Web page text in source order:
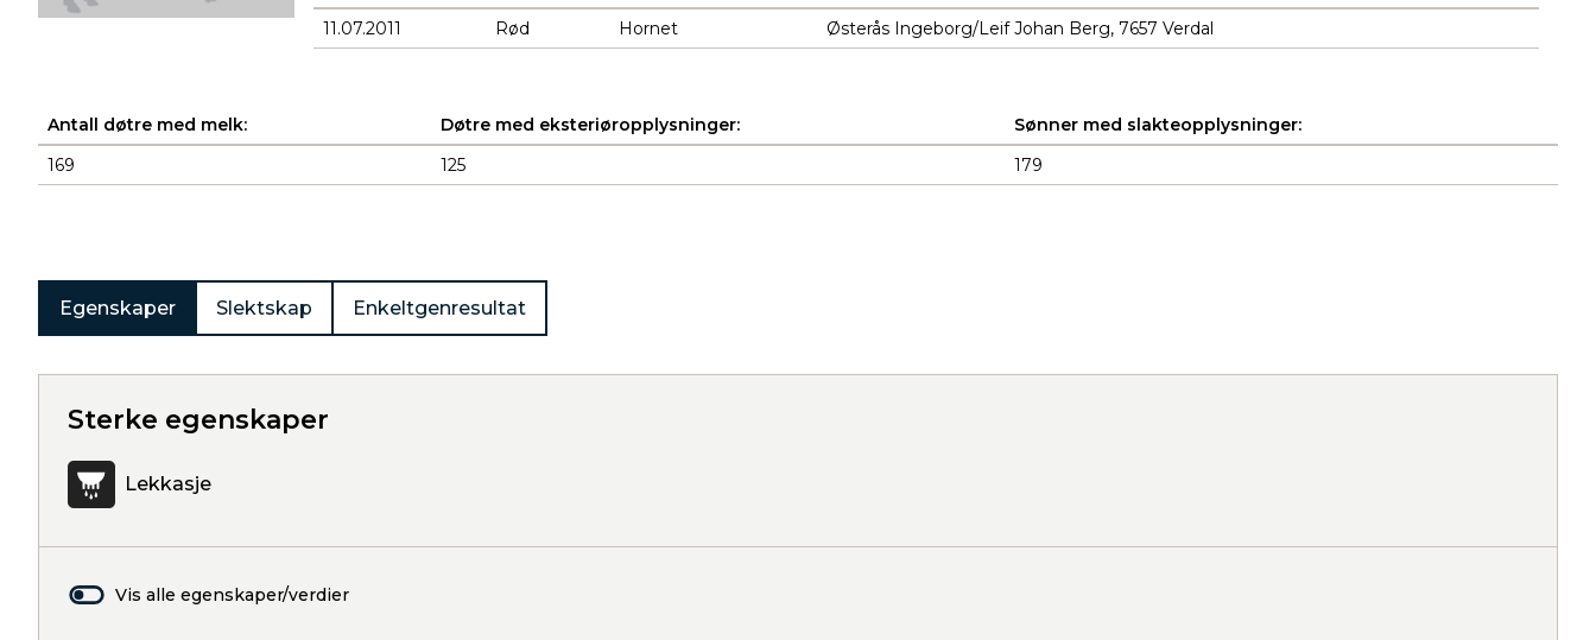
11.07.2011
Rød Hornet Østerås Ingeborg/Leif Johan Berg, 7657 Verdal
Antall døtre med melk: Døtre med eksteriøropplysninger:
Sønner med slakteopplysninger:
169
125 179
Egenskaper Slektskap Enkeltgenresultat
Sterke egenskaper
Lekkasje
Vis alle egenskaper/verdier